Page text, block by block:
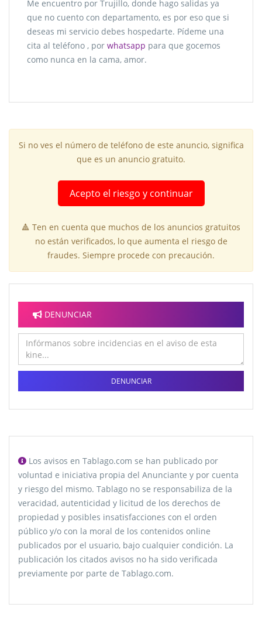
Me encuentro por Trujillo, donde hago salidas ya
que no cuento con departamento, es por eso que si
deseas mi servicio debes hospedarte. Pídeme una
cita al teléfono , por whatsapp para que gocemos
como nunca en la cama, amor.
Si no ves el número de teléfono de este anuncio, significa
que es un anuncio gratuito.
Acepto el riesgo y continuar
🔺 Ten en cuenta que muchos de los anuncios gratuitos
no están verificados, lo que aumenta el riesgo de
fraudes. Siempre procede con precaución.
DENUNCIAR
DENUNCIAR
Los avisos en Tablago.com se han publicado por
voluntad e iniciativa propia del Anunciante y por cuenta
y riesgo del mismo. Tablago no se responsabiliza de la
veracidad, autenticidad y licitud de los derechos de
propiedad y posibles insatisfacciones con el orden
público y/o con la moral de los contenidos online
publicados por el usuario, bajo cualquier condición. La
publicación los citados avisos no ha sido verificada
previamente por parte de Tablago.com.